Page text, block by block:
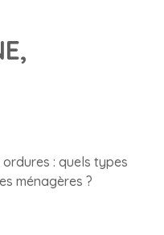
: quels types
ménagères ?